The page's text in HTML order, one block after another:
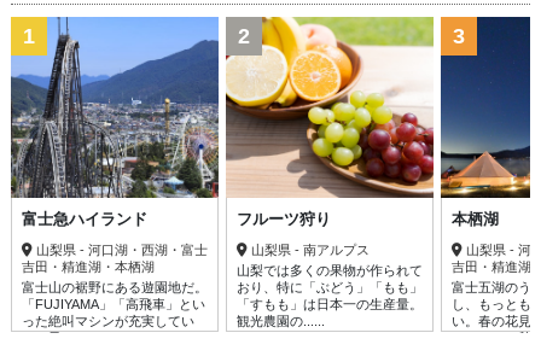
1
富士急ハイランド
山梨県 - 河口湖・西湖・富士
吉田・精進湖・本栖湖
富士山の裾野にある遊園地だ。
「FUJIYAMA」「高飛車」とい
った絶叫マシンが充実してい
る。子......
2
フルーツ狩り
山梨県 - 南アルプス
山梨では多くの果物が作られて
おり、特に「ぶどう」「もも」
「すもも」は日本一の生産量。
観光農園の......
3
本栖湖
山梨県 - 河
吉田・精進湖
富士五湖のう
し、もっとも
い。春の花見
ーフィン、秋